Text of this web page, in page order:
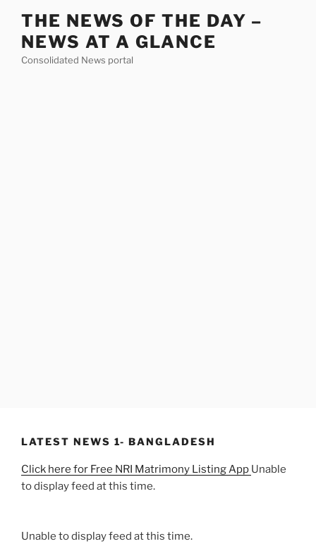
content
THE NEWS OF THE DAY –
NEWS AT A GLANCE
Consolidated News portal
LATEST NEWS 1- BANGLADESH
Click here for Free NRI Matrimony Listing App Unable
to display feed at this time.
Unable to display feed at this time.